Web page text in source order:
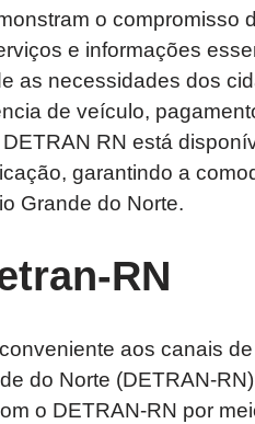
o compromisso
e informações
as necessidades dos
de veículo,
RN está
garantindo a
Grande do Norte.
RN
aos canais
do Norte (DETRAN-
o DETRAN-RN por